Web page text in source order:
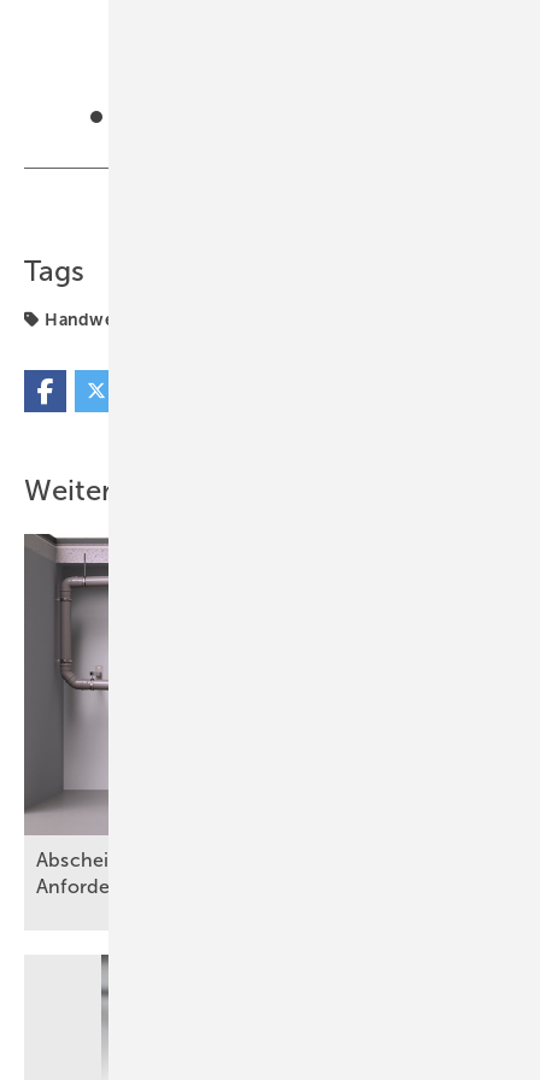
Tags
Handwerker
Weitere Inhalte
Abscheideranlagen für Fette – Teil 1:
Anforderungen